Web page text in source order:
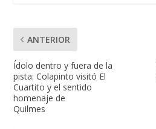
ANTERIOR
Ídolo dentro y fuera de la
pista: Colapinto visitó El
Cuartito y el sentido
homenaje de
Quilmes